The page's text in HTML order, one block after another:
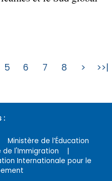
5 6 7 8 > >>|
:
Ministère de l’Éducation
de l'Immigration
Internationale pour le